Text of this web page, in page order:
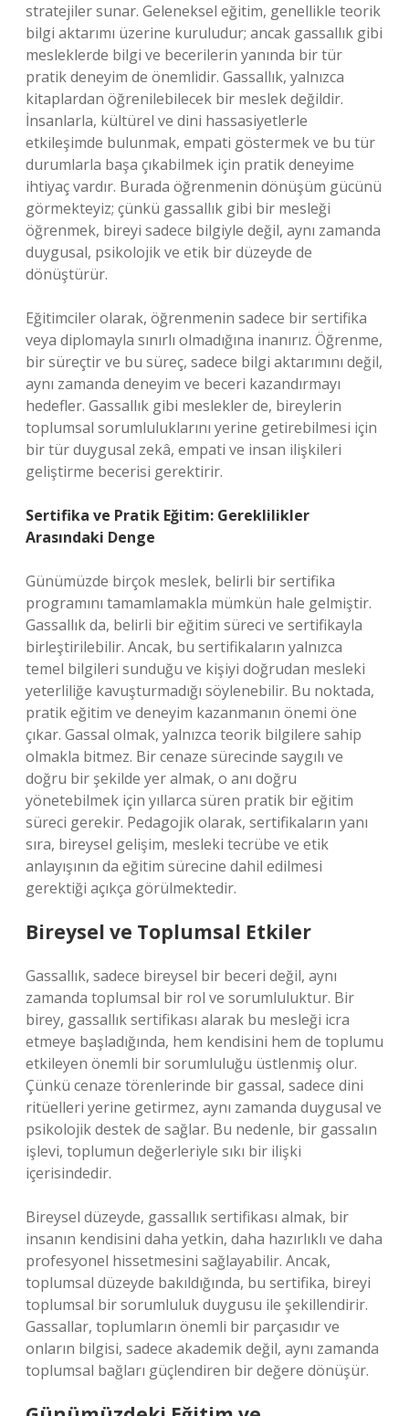
stratejiler sunar. Geleneksel eğitim, genellikle teorik
bilgi aktarımı üzerine kuruludur; ancak gassallık gibi
mesleklerde bilgi ve becerilerin yanında bir tür
pratik deneyim de önemlidir. Gassallık, yalnızca
kitaplardan öğrenilebilecek bir meslek değildir.
İnsanlarla, kültürel ve dini hassasiyetlerle
etkileşimde bulunmak, empati göstermek ve bu tür
durumlarla başa çıkabilmek için pratik deneyime
ihtiyaç vardır. Burada öğrenmenin dönüşüm gücünü
görmekteyiz; çünkü gassallık gibi bir mesleği
öğrenmek, bireyi sadece bilgiyle değil, aynı zamanda
duygusal, psikolojik ve etik bir düzeyde de
dönüştürür.
Eğitimciler olarak, öğrenmenin sadece bir sertifika
veya diplomayla sınırlı olmadığına inanırız. Öğrenme,
bir süreçtir ve bu süreç, sadece bilgi aktarımını değil,
aynı zamanda deneyim ve beceri kazandırmayı
hedefler. Gassallık gibi meslekler de, bireylerin
toplumsal sorumluluklarını yerine getirebilmesi için
bir tür duygusal zekâ, empati ve insan ilişkileri
geliştirme becerisi gerektirir.
Sertifika ve Pratik Eğitim: Gereklilikler
Arasındaki Denge
Günümüzde birçok meslek, belirli bir sertifika
programını tamamlamakla mümkün hale gelmiştir.
Gassallık da, belirli bir eğitim süreci ve sertifikayla
birleştirilebilir. Ancak, bu sertifikaların yalnızca
temel bilgileri sunduğu ve kişiyi doğrudan mesleki
yeterliliğe kavuşturmadığı söylenebilir. Bu noktada,
pratik eğitim ve deneyim kazanmanın önemi öne
çıkar. Gassal olmak, yalnızca teorik bilgilere sahip
olmakla bitmez. Bir cenaze sürecinde saygılı ve
doğru bir şekilde yer almak, o anı doğru
yönetebilmek için yıllarca süren pratik bir eğitim
süreci gerekir. Pedagojik olarak, sertifikaların yanı
sıra, bireysel gelişim, mesleki tecrübe ve etik
anlayışının da eğitim sürecine dahil edilmesi
gerektiği açıkça görülmektedir.
Bireysel ve Toplumsal Etkiler
Gassallık, sadece bireysel bir beceri değil, aynı
zamanda toplumsal bir rol ve sorumluluktur. Bir
birey, gassallık sertifikası alarak bu mesleği icra
etmeye başladığında, hem kendisini hem de toplumu
etkileyen önemli bir sorumluluğu üstlenmiş olur.
Çünkü cenaze törenlerinde bir gassal, sadece dini
ritüelleri yerine getirmez, aynı zamanda duygusal ve
psikolojik destek de sağlar. Bu nedenle, bir gassalın
işlevi, toplumun değerleriyle sıkı bir ilişki
içerisindedir.
Bireysel düzeyde, gassallık sertifikası almak, bir
insanın kendisini daha yetkin, daha hazırlıklı ve daha
profesyonel hissetmesini sağlayabilir. Ancak,
toplumsal düzeyde bakıldığında, bu sertifika, bireyi
toplumsal bir sorumluluk duygusu ile şekillendirir.
Gassallar, toplumların önemli bir parçasıdır ve
onların bilgisi, sadece akademik değil, aynı zamanda
toplumsal bağları güçlendiren bir değere dönüşür.